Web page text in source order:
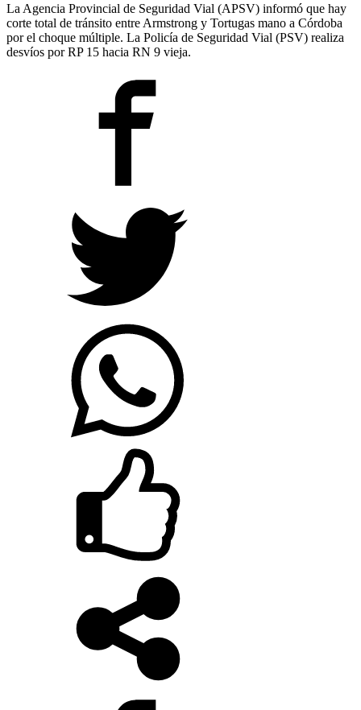
La Agencia Provincial de Seguridad Vial (APSV) informó que hay
corte total de tránsito entre Armstrong y Tortugas mano a Córdoba
por el choque múltiple. La Policía de Seguridad Vial (PSV) realiza
desvíos por RP 15 hacia RN 9 vieja.